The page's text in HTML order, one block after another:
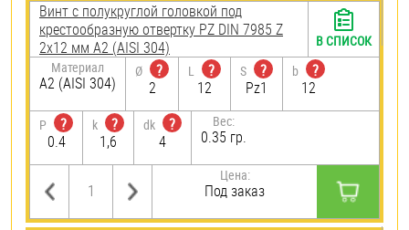
Винт с полукруглой головкой под
крестообразную отвертку PZ DIN 7985 Z
2х12 мм А2 (AISI 304)
Материал
А2 (AISI 304)
Ø
?
2
L
?
12
S
?
Pz1
b
?
12
P
?
0.4
k
?
1,6
dk
?
4
Вес:
0.35 гр.
Цена:
Под заказ
В СПИСОК